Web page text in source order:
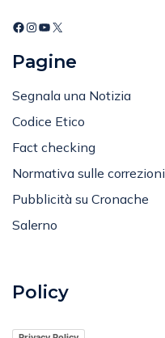
Pagine
Segnala una Notizia
Codice Etico
Fact checking
Normativa sulle correzioni
Pubblicità su Cronache
Salerno
Policy